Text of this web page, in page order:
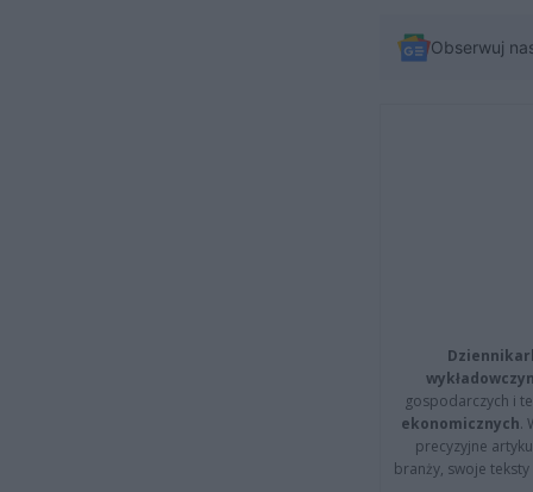
Obserwuj
gospodarczych i
ekonomicznych.
precyzyjne
branży, swoje